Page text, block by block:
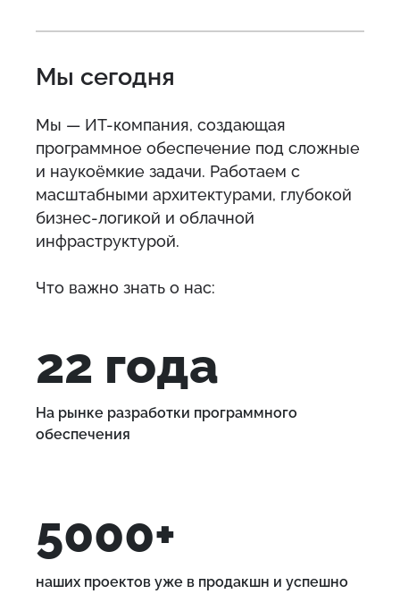
Мы сегодня
Мы — ИТ-компания, создающая
программное обеспечение под сложные
и наукоёмкие задачи. Работаем с
масштабными архитектурами, глубокой
бизнес-логикой и облачной
инфраструктурой.
Что важно знать о нас:
22 года
На рынке разработки программного
обеспечения
5000+
наших проектов уже в продакшн и успешно